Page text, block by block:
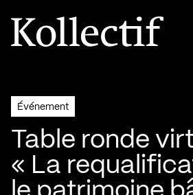
Aller à la page d'accueil
Logo Kollectif
Événement
Table ronde
« La